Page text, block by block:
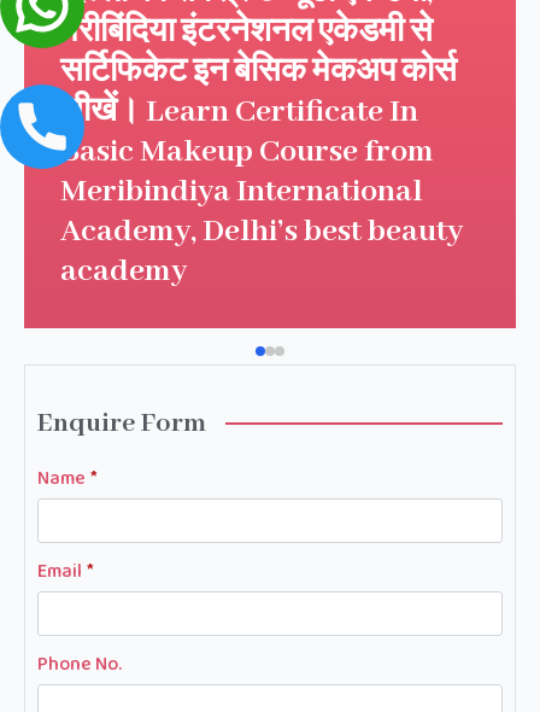
मेरीबिंदिया इंटरनेशनल एकेडमी से
सर्टिफिकेट इन बेसिक मेकअप कोर्स
सीखें। Learn Certificate In
Basic Makeup Course from
Meribindiya International
Academy, Delhi’s best beauty
academy
Enquire Form
Name *
Email *
Phone No.